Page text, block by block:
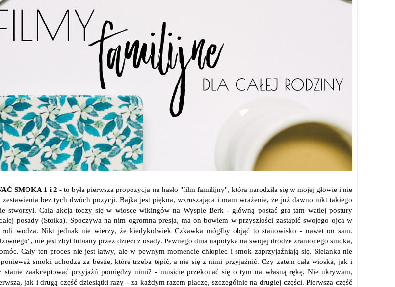
SMOKA 1 i 2 - to była pierwsza propozycja na hasło "film familijny", która narodziła się w mojej głowie i nie
zestawienia bez tych dwóch pozycji. Bajka jest piękna, wzruszająca i mam wrażenie, że już dawno nikt takiego
stworzył. Cała akcja toczy się w wiosce wikingów na Wyspie Berk - główną postać gra tam wątłej postury
posady (Stoika). Spoczywa na nim ogromna presja, ma on bowiem w przyszłości zastąpić swojego ojca w
roli wodza. Nikt jednak nie wierzy, że kiedykolwiek Czkawka mógłby objąć to stanowisko - nawet on sam.
nie jest zbyt lubiany przez dzieci z osady. Pewnego dnia napotyka na swojej drodze zranionego smoka,
Cały ten proces nie jest łatwy, ale w pewnym momencie chłopiec i smok zaprzyjaźniają się. Sielanka nie
smoki uchodzą za bestie, które trzeba tępić, a nie się z nimi przyjaźnić. Czy zatem cała wioska, jak i
stanie zaakceptować przyjaźń pomiędzy nimi? - musicie przekonać się o tym na własną rękę. Nie ukrywam,
jak i drugą część dziesiątki razy - za każdym razem płaczę, szczególnie na drugiej części. Pierwsza część